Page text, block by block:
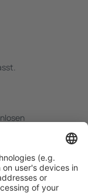
für eingeloggte